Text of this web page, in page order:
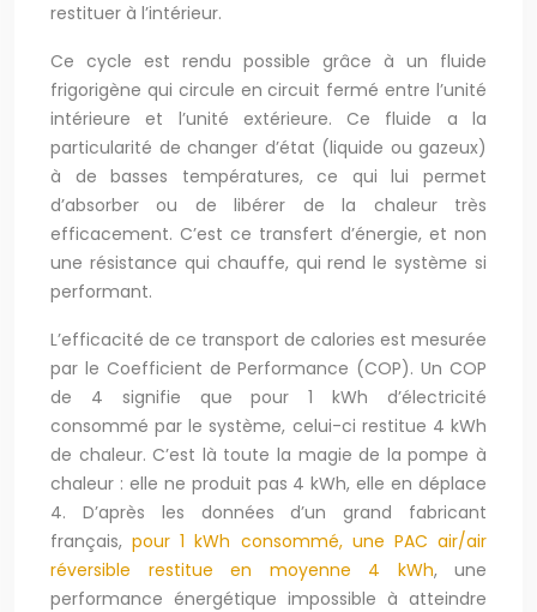
restituer à l’intérieur.
Ce cycle est rendu possible grâce à un fluide
frigorigène qui circule en circuit fermé entre l’unité
intérieure et l’unité extérieure. Ce fluide a la
particularité de changer d’état (liquide ou gazeux)
à de basses températures, ce qui lui permet
d’absorber ou de libérer de la chaleur très
efficacement. C’est ce transfert d’énergie, et non
une résistance qui chauffe, qui rend le système si
performant.
L’efficacité de ce transport de calories est mesurée
par le Coefficient de Performance (COP). Un COP
de 4 signifie que pour 1 kWh d’électricité
consommé par le système, celui-ci restitue 4 kWh
de chaleur. C’est là toute la magie de la pompe à
chaleur : elle ne produit pas 4 kWh, elle en déplace
4. D’après les données d’un grand fabricant
français,pour 1 kWh consommé, une PAC air/air
réversible restitue en moyenne 4 kWh, une
performance énergétique impossible à atteindre